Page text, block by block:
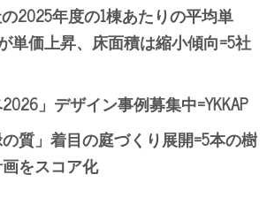
2025年度の1棟あたりの平均単
単価上昇、床面積は縮小傾向=5社
」デザイン事例募集中=YKKAP
質」着目の庭づくり展開=5本の樹
をスコア化